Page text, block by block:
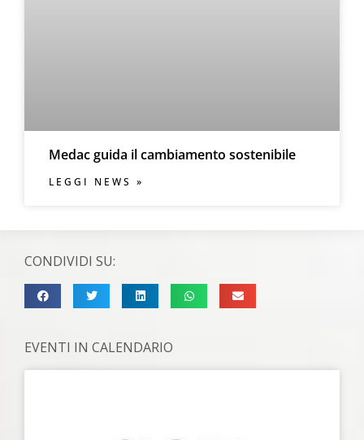
CONDIVIDI SU:
EVENTI IN CALENDARIO
Medac guida il cambiamento sostenibile
LEGGI NEWS »